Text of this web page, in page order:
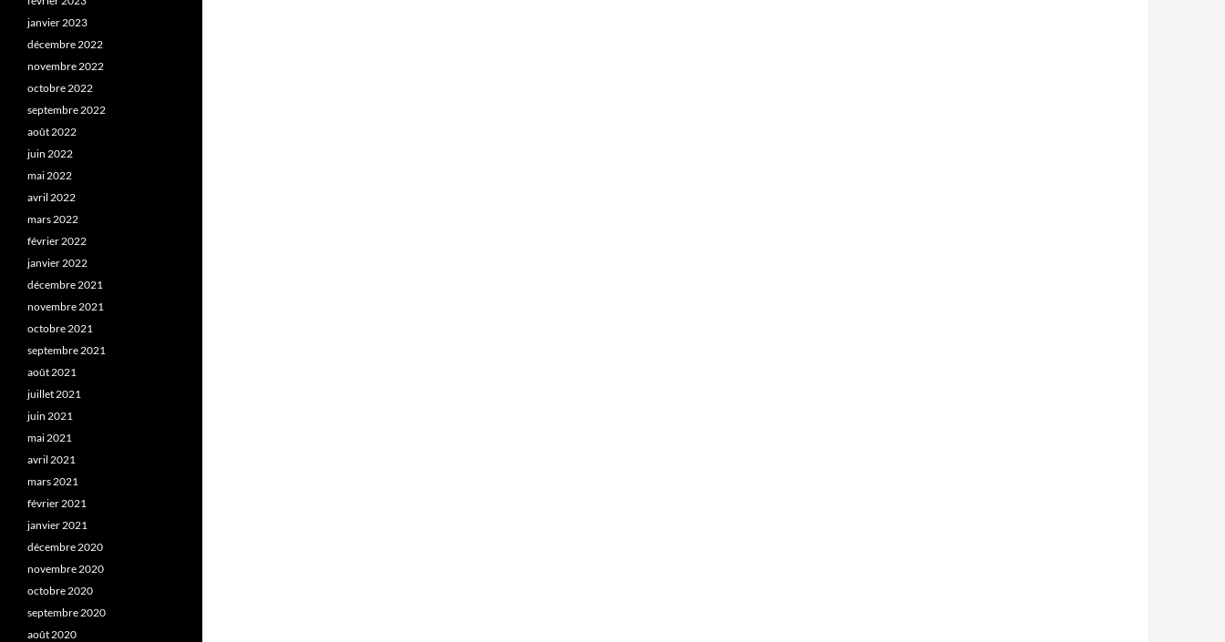
janvier 2023
décembre 2022
novembre 2022
octobre 2022
septembre 2022
août 2022
juin 2022
mai 2022
avril 2022
mars 2022
février 2022
janvier 2022
décembre 2021
novembre 2021
octobre 2021
septembre 2021
août 2021
juillet 2021
juin 2021
mai 2021
avril 2021
mars 2021
février 2021
janvier 2021
décembre 2020
novembre 2020
octobre 2020
septembre 2020
août 2020